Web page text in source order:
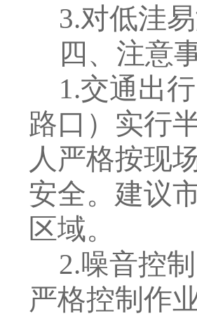
3.对低洼
四、注意
1.交通出
路口）实行
人严格按现
安全。建议
区域。
2.噪音控
严格控制作